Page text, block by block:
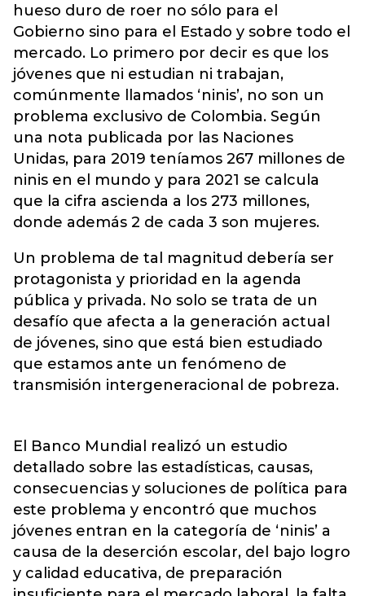
hueso duro de roer no sólo para el
Gobierno sino para el Estado y sobre todo el
mercado. Lo primero por decir es que los
jóvenes que ni estudian ni trabajan,
comúnmente llamados ‘ninis’, no son un
problema exclusivo de Colombia. Según
una nota publicada por las Naciones
Unidas, para 2019 teníamos 267 millones de
ninis en el mundo y para 2021 se calcula
que la cifra ascienda a los 273 millones,
donde además 2 de cada 3 son mujeres.
Un problema de tal magnitud debería ser
protagonista y prioridad en la agenda
pública y privada. No solo se trata de un
desafío que afecta a la generación actual
de jóvenes, sino que está bien estudiado
que estamos ante un fenómeno de
transmisión intergeneracional de pobreza.
El Banco Mundial realizó un estudio
detallado sobre las estadísticas, causas,
consecuencias y soluciones de política para
este problema y encontró que muchos
jóvenes entran en la categoría de ‘ninis’ a
causa de la deserción escolar, del bajo logro
y calidad educativa, de preparación